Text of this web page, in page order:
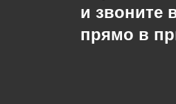
и звоните
прямо в